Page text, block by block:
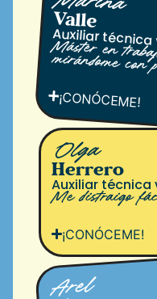
Valle
Auxiliar
Máster en trabajar con un perrito
¡CONÓCEME!
Olga
Herrero
Auxiliar técnica
Me distraigo
¡CONÓCEME!
Arel